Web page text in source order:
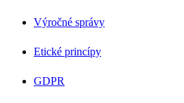
Výročné správy
Etické princípy
GDPR